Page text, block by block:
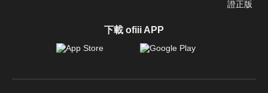
下載 ofiii APP